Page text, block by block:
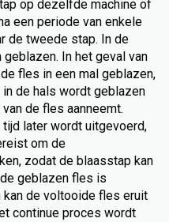
op dezelfde machine of
een periode van enkele
de tweede stap. In de
In het geval van
fles in een mal geblazen,
de hals wordt geblazen
de fles aanneemt.
later wordt uitgevoerd,
om de
zodat de blaasstap kan
geblazen fles is
kan de voltooide fles eruit
continue proces wordt